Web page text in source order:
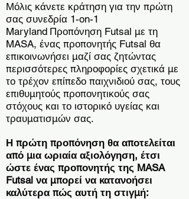
Μόλις κάνετε κράτηση για την πρώτη
σας συνεδρία 1-on-1
Maryland Προπόνηση Futsal με τη
MASA, ένας προπονητής Futsal θα
επικοινωνήσει μαζί σας ζητώντας
περισσότερες πληροφορίες σχετικά με
το τρέχον επίπεδο παιχνιδιού σας, τους
επιθυμητούς προπονητικούς σας
στόχους και το ιστορικό υγείας και
τραυματισμών σας.
Η πρώτη προπόνηση θα αποτελείται
από μια ωριαία αξιολόγηση, έτσι
ώστε ένας προπονητής της MASA
Futsal να μπορεί να κατανοήσει
καλύτερα πώς αυτή τη στιγμή: